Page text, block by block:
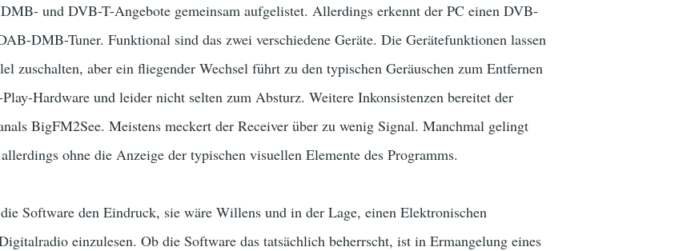
und DVB-T-Angebote gemeinsam aufgelistet. Allerdings erkennt der PC einen DVB-
DMB-Tuner. Funktional sind das zwei verschiedene Geräte. Die Gerätefunktionen lassen
zuschalten, aber ein fliegender Wechsel führt zu den typischen Geräuschen zum Entfernen
Hardware und leider nicht selten zum Absturz. Weitere Inkonsistenzen bereitet der
BigFM2See. Meistens meckert der Receiver über zu wenig Signal. Manchmal gelingt
ohne die Anzeige der typischen visuellen Elemente des Programms.
Software den Eindruck, sie wäre Willens und in der Lage, einen Elektronischen
einzulesen. Ob die Software das tatsächlich beherrscht, ist in Ermangelung eines